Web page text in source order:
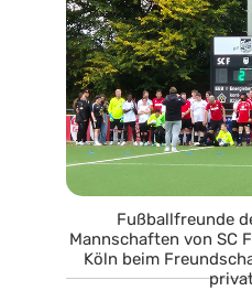
Fußballfreunde
Mannschaften von SC
Köln beim